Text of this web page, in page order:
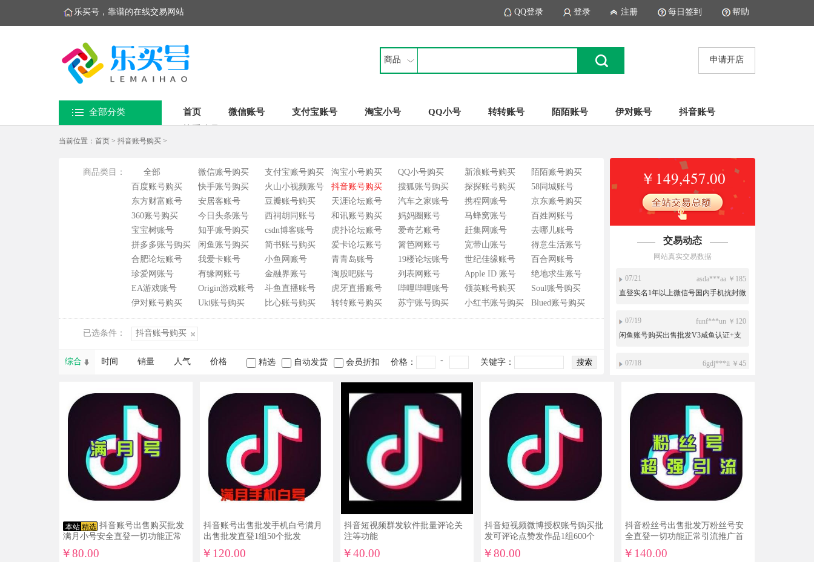
乐买号，靠谱的在线交易网站 帮助
每日签到
注册
登录
QQ登录
商品 申请开店
全部分类 首页 微信账号 支付宝账号 淘宝小号 QQ小号 转转账号 陌陌账号 伊对账号
抖音账号
当前位置： 首页 > 抖音账号购买 >
商品类目： 全部 微信账号购买 支付宝账号购买 淘宝小号购买 QQ小号购买 新浪账号购买
陌陌账号购买
百度账号购买
快手账号购买 火山小视频账号 抖音账号购买 搜狐账号购买 探探账号购买
58同城账号
东方财富账号
安居客账号 豆瓣账号购买 天涯论坛账号 汽车之家账号 携程网账号
京东账号购买
360账号购买
今日头条账号 西祠胡同账号 和讯账号购买 妈妈圈账号 马蜂窝账号
百姓网账号
宝宝树账号
知乎账号购买 csdn博客账号 虎扑论坛账号 爱奇艺账号 赶集网账号
去哪儿账号
拼多多账号购买
闲鱼账号购买 简书账号购买 爱卡论坛账号 篱笆网账号 宽带山账号
得意生活账号
合肥论坛账号
我爱卡账号 小鱼网账号 青青岛账号 19楼论坛账号 世纪佳缘账号
百合网账号
珍爱网账号
有缘网账号 金融界账号 淘股吧账号 列表网账号 Apple ID 账号
绝地求生账号
EA游戏账号
Origin游戏账号 斗鱼直播账号 虎牙直播账号 哔哩哔哩账号 领英账号购买
Soul账号购买
伊对账号购买
Uki账号购买 比心账号购买 转转账号购买 苏宁账号购买 小红书账号购买 Blued账号购买
已选条件： 抖音账号购买
综合 时间 销量 人气 价格 精选 自动发货 会员折扣 价格： - 关键字：
￥149,457.00
交易动态
网站真实交易数据
07/21
asda***aa ￥185
直登实名1年以上微信号国内手机抗封微
07/19
funf***un ￥120
闲鱼账号购买出售批发V3咸鱼认证+支
07/18
6gdj***ii ￥45
07/18
1234***6m ￥50
QQ号出售批发10位，0年Q龄，16级太
阳号（自挂）1组10个
9527***27 ￥110
抖音账号在线购买 出售抖音2年老号 权
重号 带30-500粉 引流首选
07/11
Shad***ii ￥45
07/10
笑***笑 ￥50
发布1组2个批发
本站 精选 抖音账号出售购买批发
满月小号安全直登一切功能正常
￥80.00
抖音账号出售批发手机白号满月
出售批发直登1组50个批发
￥120.00
抖音短视频群发软件批量评论关
注等功能
￥40.00
抖音短视频微博授权账号购买批
发可评论点赞发作品1组600个
￥80.00
抖音粉丝号出售批发万粉丝号安
全直登一切功能正常引流推广首
选
￥140.00